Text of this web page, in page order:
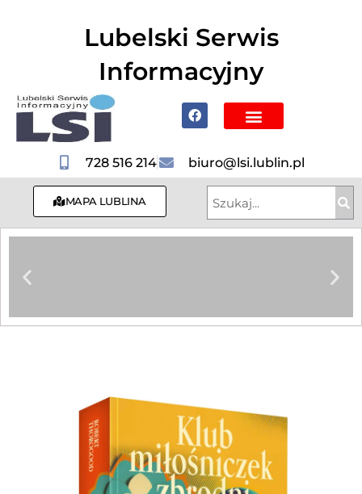
Lubelski Serwis
Informacyjny
728 516 214 biuro@lsi.lublin.pl
MAPA LUBLINA